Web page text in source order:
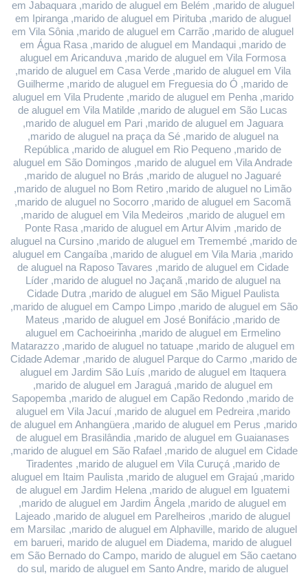
em Jabaquara ,marido de aluguel em Belém ,marido de aluguel
em Ipiranga ,marido de aluguel em Pirituba ,marido de aluguel
em Vila Sônia ,marido de aluguel em Carrão ,marido de aluguel
em Água Rasa ,marido de aluguel em Mandaqui ,marido de
aluguel em Aricanduva ,marido de aluguel em Vila Formosa
,marido de aluguel em Casa Verde ,marido de aluguel em Vila
Guilherme ,marido de aluguel em Freguesia do Ó ,marido de
aluguel em Vila Prudente ,marido de aluguel em Penha ,marido
de aluguel em Vila Matilde ,marido de aluguel em São Lucas
,marido de aluguel em Pari ,marido de aluguel em Jaguara
,marido de aluguel na praça da Sé ,marido de aluguel na
República ,marido de aluguel em Rio Pequeno ,marido de
aluguel em São Domingos ,marido de aluguel em Vila Andrade
,marido de aluguel no Brás ,marido de aluguel no Jaguaré
,marido de aluguel no Bom Retiro ,marido de aluguel no Limão
,marido de aluguel no Socorro ,marido de aluguel em Sacomã
,marido de aluguel em Vila Medeiros ,marido de aluguel em
Ponte Rasa ,marido de aluguel em Artur Alvim ,marido de
aluguel na Cursino ,marido de aluguel em Tremembé ,marido de
aluguel em Cangaíba ,marido de aluguel em Vila Maria ,marido
de aluguel na Raposo Tavares ,marido de aluguel em Cidade
Líder ,marido de aluguel no Jaçanã ,marido de aluguel na
Cidade Dutra ,marido de aluguel em São Miguel Paulista
,marido de aluguel em Campo Limpo ,marido de aluguel em São
Mateus ,marido de aluguel em José Bonifácio ,marido de
aluguel em Cachoeirinha ,marido de aluguel em Ermelino
Matarazzo ,marido de aluguel no tatuape ,marido de aluguel em
Cidade Ademar ,marido de aluguel Parque do Carmo ,marido de
aluguel em Jardim São Luís ,marido de aluguel em Itaquera
,marido de aluguel em Jaraguá ,marido de aluguel em
Sapopemba ,marido de aluguel em Capão Redondo ,marido de
aluguel em Vila Jacuí ,marido de aluguel em Pedreira ,marido
de aluguel em Anhangüera ,marido de aluguel em Perus ,marido
de aluguel em Brasilândia ,marido de aluguel em Guaianases
,marido de aluguel em São Rafael ,marido de aluguel em Cidade
Tiradentes ,marido de aluguel em Vila Curuçá ,marido de
aluguel em Itaim Paulista ,marido de aluguel em Grajaú ,marido
de aluguel em Jardim Helena ,marido de aluguel em Iguatemi
,marido de aluguel em Jardim Ângela ,marido de aluguel em
Lajeado ,marido de aluguel em Parelheiros ,marido de aluguel
em Marsilac ,marido de aluguel em Alphaville, marido de aluguel
em barueri, marido de aluguel em Diadema, marido de aluguel
em São Bernado do Campo, marido de aluguel em São caetano
do sul, marido de aluguel em Santo Andre, marido de aluguel